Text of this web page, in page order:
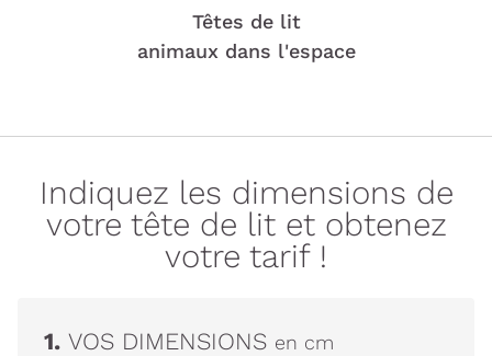
Têtes de lit
animaux dans l'espace
Indiquez les dimensions de
votre tête de lit et obtenez
votre tarif !
1. VOS DIMENSIONS en cm